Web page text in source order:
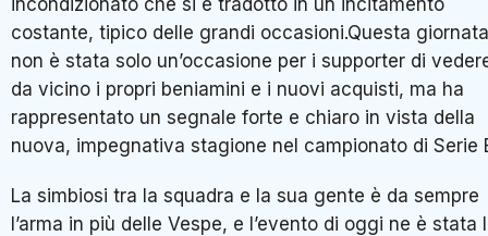
incondizionato che si è tradotto in un incitamento
costante, tipico delle grandi occasioni.Questa giornata
non è stata solo un’occasione per i supporter di
da vicino i propri beniamini e i nuovi acquisti, ma ha
rappresentato un segnale forte e chiaro in vista della
nuova, impegnativa stagione nel campionato di Serie
La simbiosi tra la squadra e la sua gente è da sempre
l’arma in più delle Vespe, e l’evento di oggi ne è stata